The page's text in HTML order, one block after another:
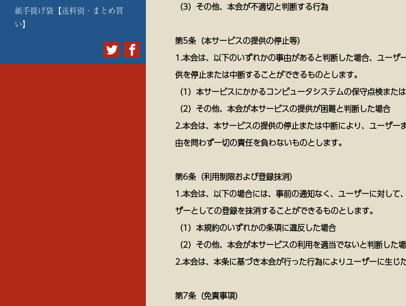
紙手提げ袋【送料別・まとめ買
い】
（3）その他、本会が不適切と判断する行為
第5条（本サービスの提供の停止等）
1.本会は、以下のいずれかの事由があると判断した場合、ユー
供を停止または中断することができるものとします。
（1）本サービスにかかるコンピュータシステムの保守点検また
（2）その他、本会が本サービスの提供が困難と判断した場合
2.本会は、本サービスの提供の停止または中断により、ユーザ
由を問わず一切の責任を負わないものとします。
第6条（利用制限および登録抹消）
1.本会は、以下の場合には、事前の通知なく、ユーザーに対し
ザーとしての登録を抹消することができるものとします。
（1）本規約のいずれかの条項に違反した場合
（2）その他、本会が本サービスの利用を適当でないと判断した
2.本会は、本条に基づき本会が行った行為によりユーザーに生じ
第7条（免責事項）